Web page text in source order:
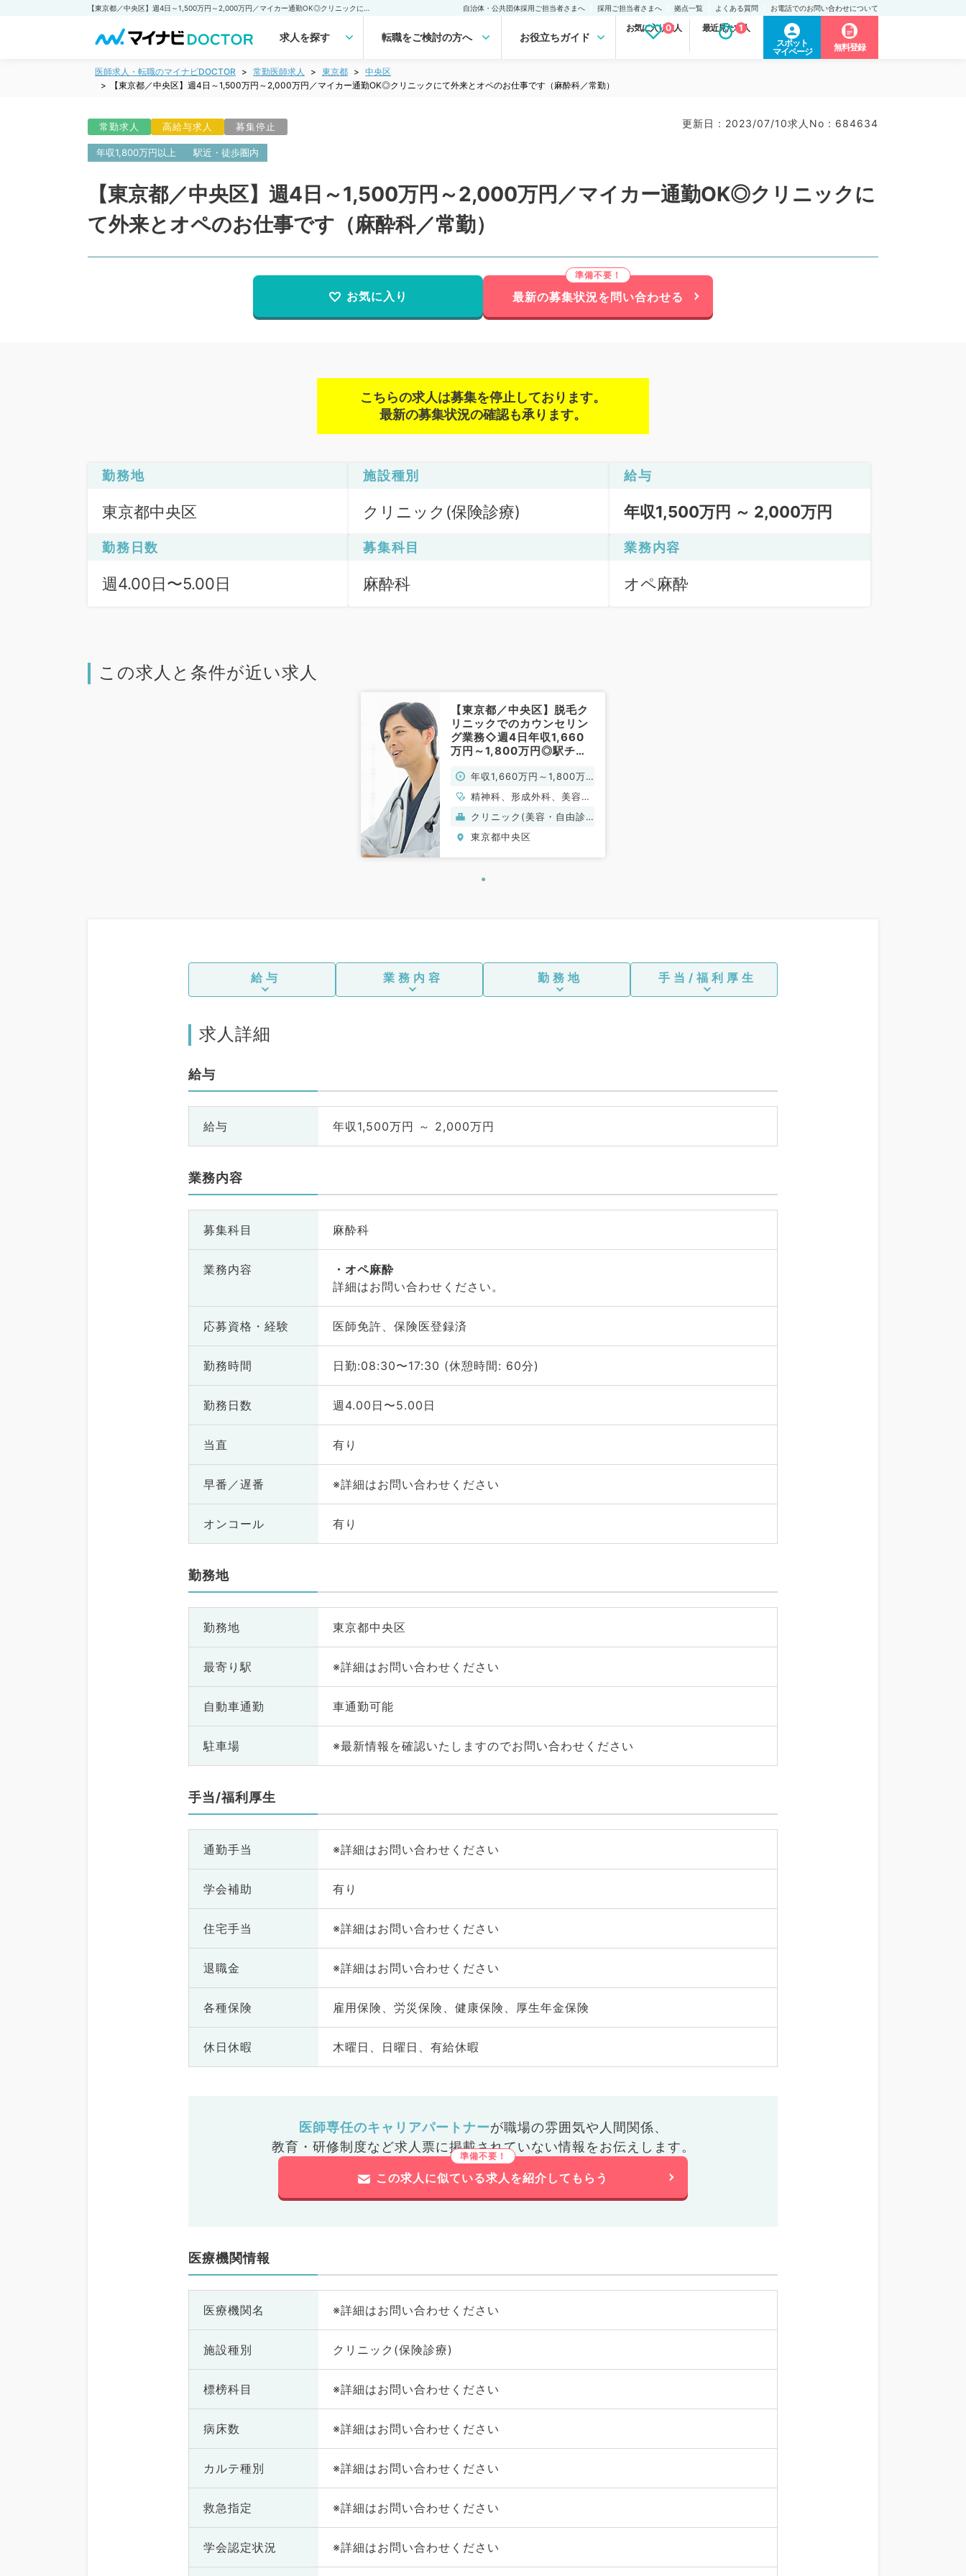
自治体・公共団体採用ご担当者さまへ 採用ご担当者さまへ 拠点一覧 よくある質問 お電話でのお問い合わせについて
求人を探す 転職をご検討の方へ お役立ちガイド
お気に入り求人
0 最近見た求人
1
スポット
マイページ
無料登録
医師求人・転職のマイナビDOCTOR 常勤医師求人 東京都
中央区
【東京都／中央区】週4日～1,500万円～2,000万円／マイカー通勤OK◎クリニックにて外来とオペのお仕事です（麻酔科／常勤）
常勤求人 高給与求人 募集停止 更新日 : 2023/07/10求人No : 684634
年収1,800万円以上 駅近・徒歩圏内
【東京都／中央区】週4日～1,500万円～2,000万円／マイカー通勤OK◎クリニックに
て外来とオペのお仕事です（麻酔科／常勤）
お気に入り 最新の募集状況を問い合わせる
こちらの求人は募集を停止しております。
最新の募集状況の確認も承ります。
勤務地
東京都中央区
施設種別
クリニック(保険診療)
給与
年収1,500万円 ～ 2,000万円
勤務日数
週4.00日〜5.00日
募集科目
麻酔科
業務内容
オペ麻酔
この求人と条件が近い求人
【東京都／中央区】脱毛ク
リニックでのカウンセリン
グ業務◇週4日年収1,660
万円～1,800万円◎駅チカ
務も相談可能です～（科目
不問／常勤）
年収1,660万円～1,800万
円
精神科、形成外科、美容外
科、心臓血管外科、皮膚
科、産婦人科、麻酔科、一
般内科、循環器内科、呼吸
膚科、科目不問
クリニック(美容・自由診
療）
東京都中央区
給与 業務内容 勤務地 手当/福利厚生
求人詳細
給与
給与 年収1,500万円 ～ 2,000万円
業務内容
募集科目 麻酔科
業務内容
オペ麻酔
詳細はお問い合わせください。
応募資格・ 経験 医師免許、保険医登録済
勤務時間 日勤:08:30〜17:30 (休憩時間: 60分)
勤務日数 週4.00日〜5.00日
当直 有り
早番／遅番 ※詳細はお問い合わせください
オンコール 有り
勤務地
勤務地 東京都中央区
最寄り駅 ※詳細はお問い合わせください
自動車通勤 車通勤可能
駐車場 ※最新情報を確認いたしますのでお問い合わせください
手当/福利厚生
通勤手当 ※詳細はお問い合わせください
学会補助 有り
住宅手当 ※詳細はお問い合わせください
退職金 ※詳細はお問い合わせください
各種保険 雇用保険、労災保険、健康保険、厚生年金保険
休日休暇 木曜日、日曜日、有給休暇
医師専任のキャリアパートナーが職場の雰囲気や人間関係、
教育・研修制度など求人票に掲載されていない情報をお伝えします。
この求人に似ている求人を紹介してもらう
医療機関情報
医療機関名 ※詳細はお問い合わせください
施設種別 クリニック(保険診療)
標榜科目 ※詳細はお問い合わせください
病床数 ※詳細はお問い合わせください
カルテ種別 ※詳細はお問い合わせください
救急指定 ※詳細はお問い合わせください
学会認定状況 ※詳細はお問い合わせください